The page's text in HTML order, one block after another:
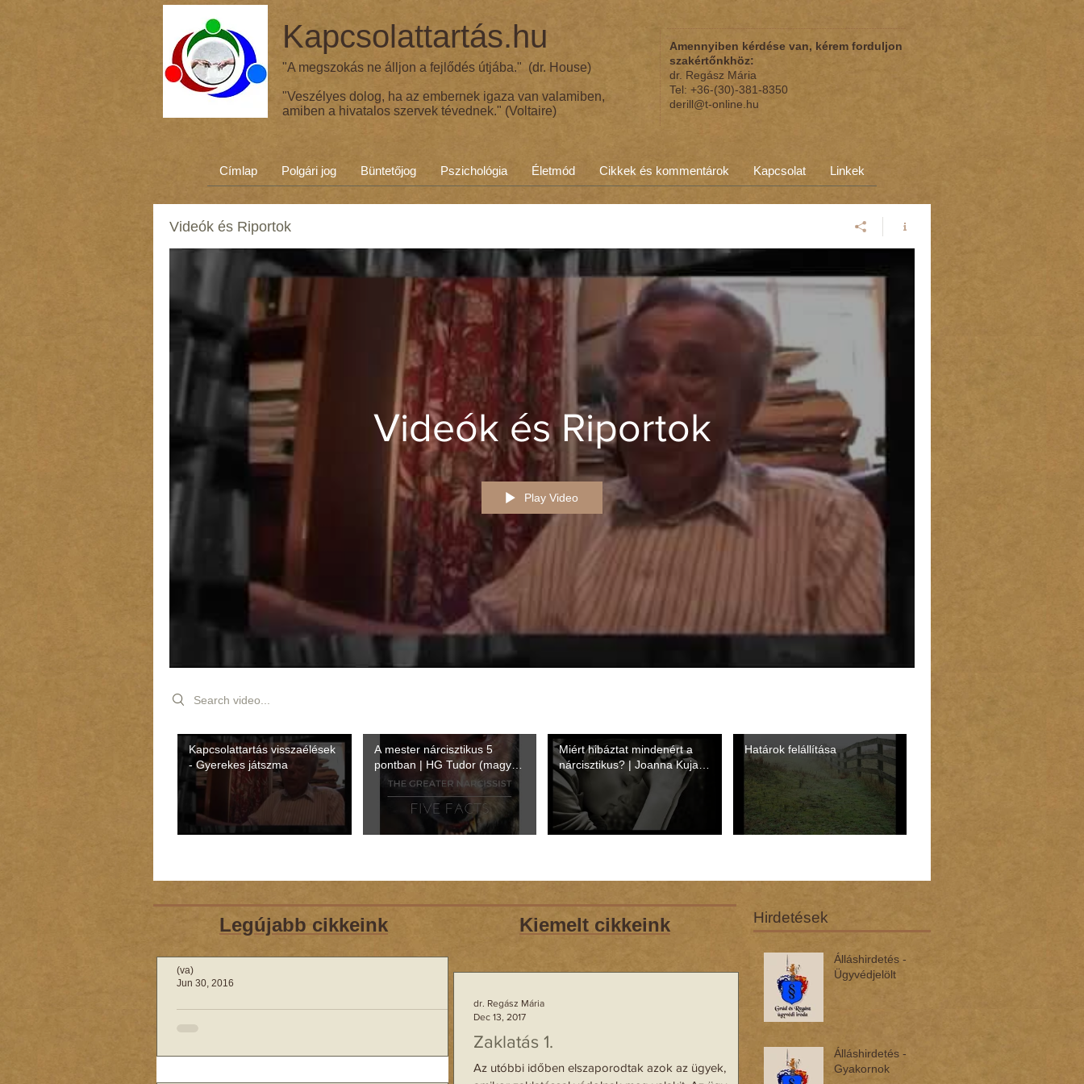
Kapcsolattartás.hu
"A megszokás ne álljon a fejlődés útjába." (dr. House)
"Veszélyes dolog, ha az embernek igaza van valamiben,
amiben a hivatalos szervek tévednek." (Voltaire)
Amennyiben kérdése van, kérem forduljon
szakértőnkhöz:
dr. Regász Mária
Tel: +36-(30)-381-8350
derill@t-online.hu
Címlap Polgári jog Büntetőjog Pszichológia Életmód Cikkek és kommentárok Kapcsolat Linkek
Videók és Riportok
Videók és Riportok
Play Video
Search videos
Kapcsolattartás visszaélések
- Gyerekes játszma
A mester nárcisztikus 5
pontban | HG Tudor (magyar
felirattal)
Miért hibáztat mindenért a
nárcisztikus? | Joanna Kujath
(magyar felirattal)
Határok felállítása
Legújabb cikkeink Kiemelt cikkeink Hirdetések
„Le a bugyit és pucsíts!” –
gyerekeket
(va)
Jun 30, 2016
Zaklatás 1.
Az utóbbi időben elszaporodtak azok az ügyek,
dr. Regász Mária
Dec 13, 2017
Álláshirdetés -
Ügyvédjelölt
Álláshirdetés -
Gyakornok